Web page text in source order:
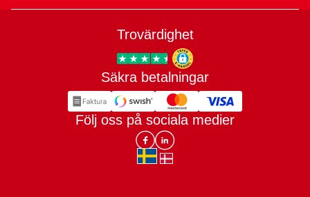
Trovärdighet
Trygg E-handel
Säkra betalningar
Följ oss på sociala medier
Lomax DK Facebook
Lomax SE LinkIn
sv-SEda-DK